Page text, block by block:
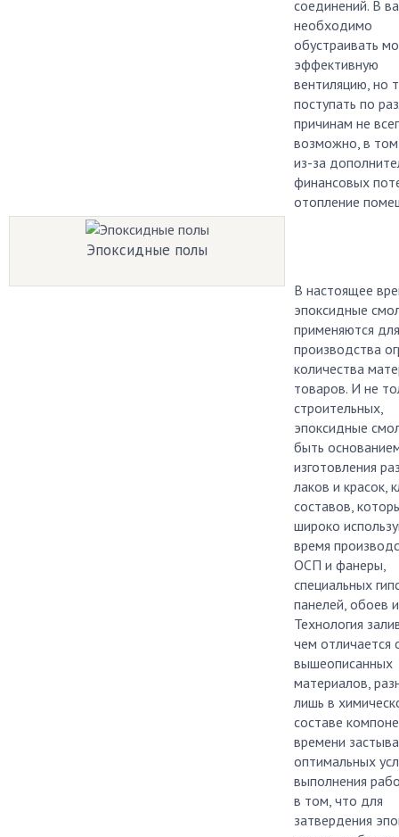
соединений. В
необходимо
обустраивать
эффективную
вентиляцию, но
поступать по
причинам не
возможно, в том
из-за
финансовых
отопление
Эпоксидные полы
В настоящее
эпоксидные
применяются для
производства
количества
товаров. И не
строительных,
эпоксидные
быть
изготовления
лаков и красок,
составов,
широко
время
ОСП и фанеры,
специальных
панелей, обоев
Технология
чем отличается
вышеописанных
материалов,
лишь в
составе
времени
оптимальных
выполнения
в том, что для
затвердения